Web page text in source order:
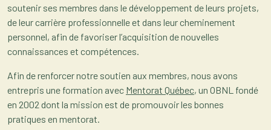
soutenir ses membres dans le développement de leurs projets,
de leur carrière professionnelle et dans leur cheminement
personnel, afin de favoriser l’acquisition de nouvelles
connaissances et compétences.
Afin de renforcer notre soutien aux membres, nous avons
entrepris une formation avec Mentorat Québec, un OBNL fondé
en 2002 dont la mission est de promouvoir les bonnes
pratiques en mentorat.